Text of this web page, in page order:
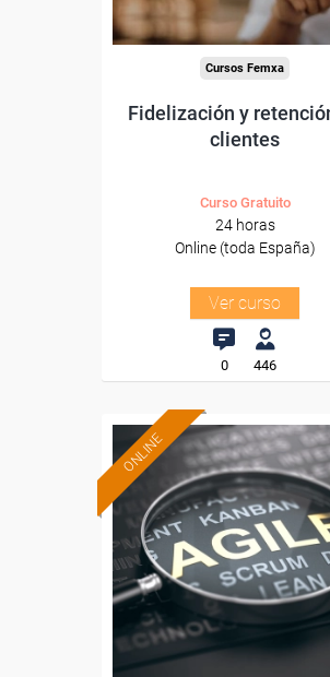
Cursos Femxa
Fidelización y
clientes
Curso Gratuito
24 horas
Online (toda España)
Ver curso
0 446
ONLINE
Formación 100%
subvencionada.
Para desempleados,
trabajadores y autónomos.
-Servicios a las Empresas.